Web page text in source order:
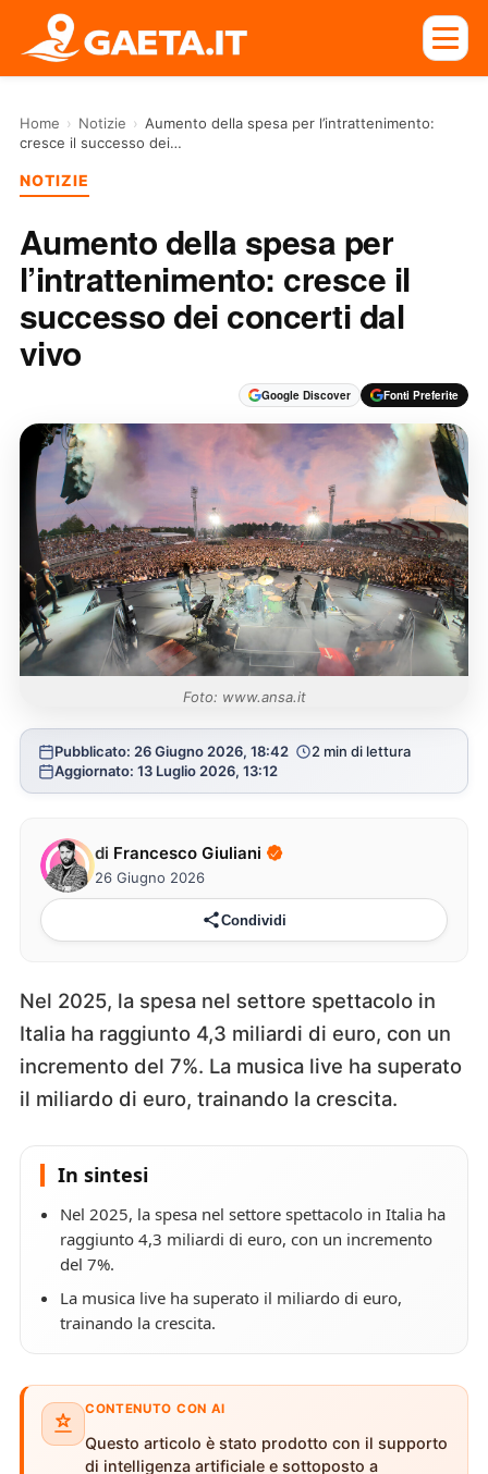
Home › Notizie › Aumento della spesa per l’intrattenimento:
cresce il successo dei…
NOTIZIE
Aumento della spesa per
l’intrattenimento: cresce il
successo dei concerti dal
vivo
Google Discover Fonti Preferite
Foto: www.ansa.it
Pubblicato: 26 Giugno 2026, 18:42
2 min di lettura
Aggiornato: 13 Luglio 2026, 13:12
di Francesco Giuliani
26 Giugno 2026
Condividi
Nel 2025, la spesa nel settore spettacolo in
Italia ha raggiunto 4,3 miliardi di euro, con un
incremento del 7%. La musica live ha superato
il miliardo di euro, trainando la crescita.
In sintesi
Nel 2025, la spesa nel settore spettacolo in Italia ha
raggiunto 4,3 miliardi di euro, con un incremento
del 7%.
La musica live ha superato il miliardo di euro,
trainando la crescita.
CONTENUTO CON AI
Questo articolo è stato prodotto con il supporto
di intelligenza artificiale e sottoposto a